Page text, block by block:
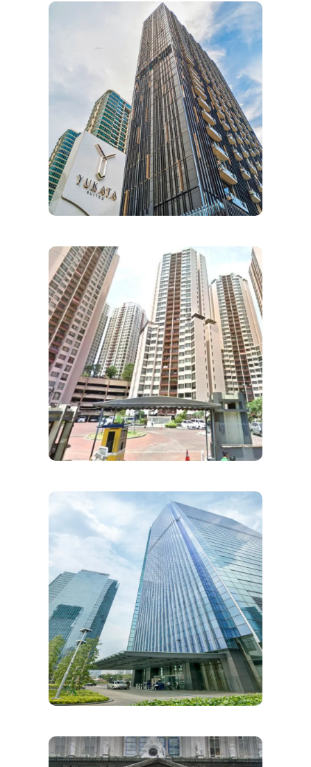
Firestop System Di
Kondominium Mewah
FIRESTOP SYSTEM
PROJECT PT NIAGA ARTHA
CHEMCONS
Firestop System Di Kompleks
Hunian Terkemuka
FIRESTOP SYSTEM
PROJECT PT NIAGA ARTHA
CHEMCONS
Firestop System Di
Perusahaan Pengelola
Properti Komersial
FIRESTOP SYSTEM
PROJECT PT NIAGA ARTHA
CHEMCONS